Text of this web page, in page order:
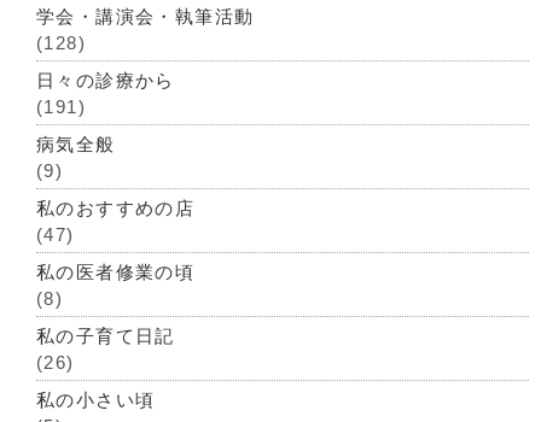
学会・講演会・執筆活動
(128)
日々の診療から
(191)
病気全般
(9)
私のおすすめの店
(47)
私の医者修業の頃
(8)
私の子育て日記
(26)
私の小さい頃